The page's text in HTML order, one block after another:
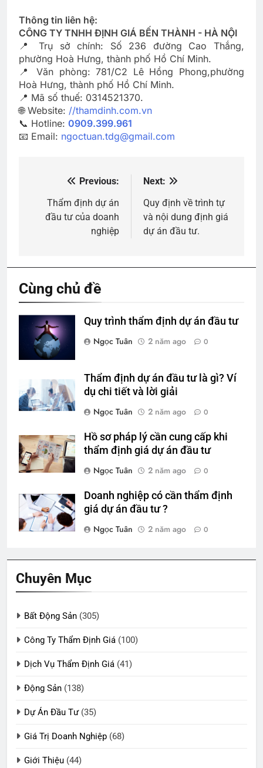
Thông tin liên hệ:
CÔNG TY TNHH ĐỊNH GIÁ BẾN THÀNH - HÀ NỘI
📍 Trụ sở chính: Số 236 đường Cao Thắng,
phường Hoà Hưng, thành phố Hồ Chí Minh.
📍 Văn phòng: 781/C2 Lê Hồng Phong,phường
Hoà Hưng, thành phố Hồ Chí Minh.
📍 Mã số thuế: 0314521370.
🌐 Website: //thamdinh.com.vn
📞 Hotline: 0909.399.961
📧 Email: ngoctuan.tdg@gmail.com
hướng
Previous:
Thẩm định dự án
đầu tư của doanh
nghiệp
Next:
Quy định về trình tự
và nội dung định giá
dự án đầu tư.
Cùng chủ đề
Quy trình thẩm định dự án đầu tư
Ngọc Tuân
2 năm ago 0
Thẩm định dự án đầu tư là gì? Ví
dụ chi tiết và lời giải
Ngọc Tuân
2 năm ago 0
Hồ sơ pháp lý cần cung cấp khi
thẩm định giá dự án đầu tư
Ngọc Tuân
2 năm ago 0
Doanh nghiệp có cần thẩm định
giá dự án đầu tư ?
Ngọc Tuân
2 năm ago 0
Chuyên Mục
Bất Động Sản (305)
Công Ty Thẩm Định Giá (100)
Dịch Vụ Thẩm Định Giá (41)
Động Sản (138)
Dự Án Đầu Tư(35)
Giá Trị Doanh Nghiệp (68)
Giới Thiệu (44)